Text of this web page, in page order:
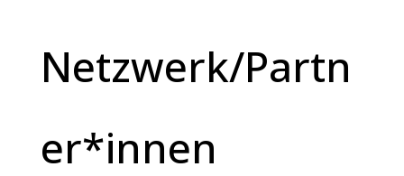
Netzwerk/Partn
er*innen